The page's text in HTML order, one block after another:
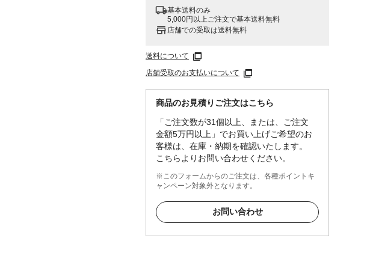
基本送料のみ
5,000円以上ご注文で基本送料無料
店舗での受取は送料無料
送料について
店舗受取のお支払いについて
商品のお見積りご注文はこちら
「ご注文数が31個以上、または、ご注文
金額5万円以上」でお買い上げご希望のお
客様は、在庫・納期を確認いたします。
こちらよりお問い合わせください。
※このフォームからのご注文は、各種ポイントキ
ャンペーン対象外となります。
お問い合わせ